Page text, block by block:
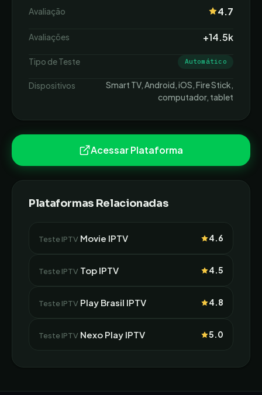
Avaliação 4.7
Avaliações +14.5k
Tipo de Teste Automático
Dispositivos
Smart TV, Android, iOS, Fire Stick,
computador, tablet
Acessar Plataforma
Plataformas Relacionadas
Teste IPTV Movie IPTV 4.6
Teste IPTV Top IPTV 4.5
Teste IPTV Play Brasil IPTV 4.8
Teste IPTV Nexo Play IPTV 5.0